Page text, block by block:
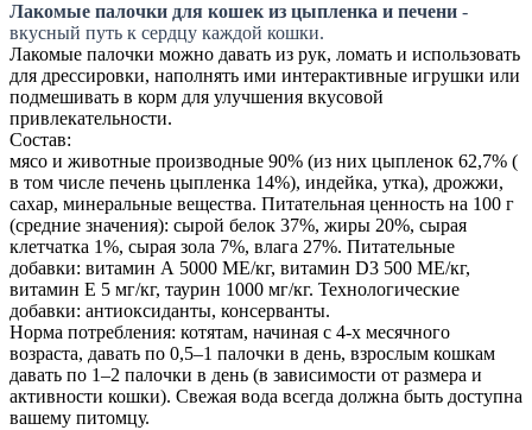
Лакомые палочки для кошек из цыпленка и печени -
вкусный путь к сердцу каждой кошки.
Лакомые палочки можно давать из рук, ломать и использовать
для дрессировки, наполнять ими интерактивные игрушки или
подмешивать в корм для улучшения вкусовой
привлекательности.
Состав:
мясо и животные производные 90% (из них цыпленок 62,7% (
в том числе печень цыпленка 14%), индейка, утка), дрожжи,
сахар, минеральные вещества. Питательная ценность на 100 г
(средние значения): сырой белок 37%, жиры 20%, сырая
клетчатка 1%, сырая зола 7%, влага 27%. Питательные
добавки: витамин А 5000 ME/кг, витамин D3 500 ME/кг,
витамин Е 5 мг/кг, таурин 1000 мг/кг. Технологические
добавки: антиоксиданты, консерванты.
Норма потребления: котятам, начиная с 4-х месячного
возраста, давать по 0,5–1 палочки в день, взрослым кошкам
давать по 1–2 палочки в день (в зависимости от размера и
активности кошки). Свежая вода всегда должна быть доступна
вашему питомцу.